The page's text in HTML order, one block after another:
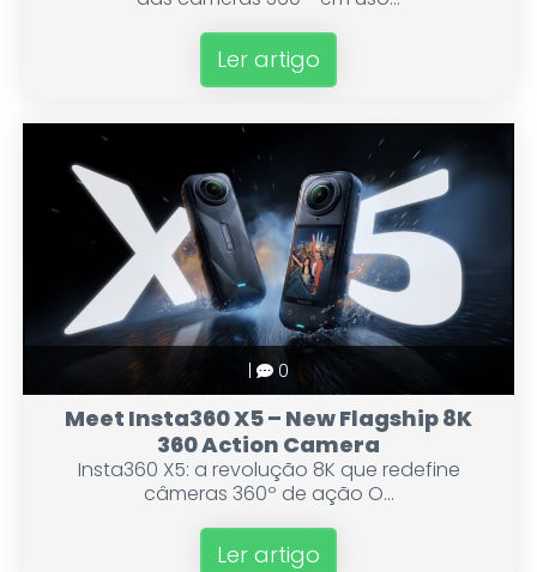
Ler artigo
0
Meet Insta360 X5 – New Flagship 8K
360 Action Camera
Insta360 X5: a revolução 8K que redefine
câmeras 360º de ação O...
Ler artigo